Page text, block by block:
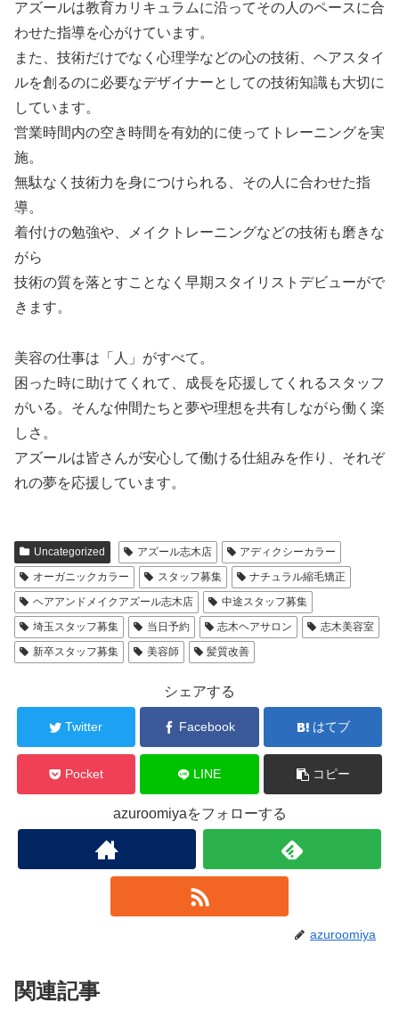
アズールは教育カリキュラムに沿ってその人のペースに合
わせた指導を心がけています。
また、技術だけでなく心理学などの心の技術、ヘアスタイ
ルを創るのに必要なデザイナーとしての技術知識も大切に
しています。
営業時間内の空き時間を有効的に使ってトレーニングを実
施。
無駄なく技術力を身につけられる、その人に合わせた指
導。
着付けの勉強や、メイクトレーニングなどの技術も磨きな
がら
技術の質を落とすことなく早期スタイリストデビューがで
きます。
美容の仕事は「人」がすべて。
困った時に助けてくれて、成長を応援してくれるスタッフ
がいる。そんな仲間たちと夢や理想を共有しながら働く楽
しさ。
アズールは皆さんが安心して働ける仕組みを作り、それぞ
れの夢を応援しています。
Uncategorized アズール志木店
アディクシーカラー
オーガニックカラー
スタッフ募集
ナチュラル縮毛矯正
ヘアアンドメイクアズール志木店
中途スタッフ募集
埼玉スタッフ募集
当日予約 志木ヘアサロン
志木美容室
新卒スタッフ募集
美容師 髪質改善
シェアする
Twitter Facebook はてブ
Pocket LINE コピー
azuroomiyaをフォローする
azuroomiya
関連記事